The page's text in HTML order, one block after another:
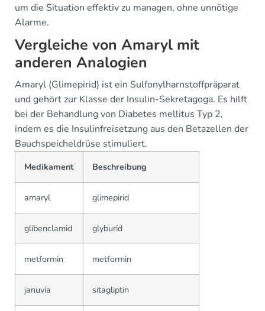
um die Situation effektiv zu managen, ohne unnötige
Alarme.
Vergleiche von Amaryl mit
anderen Analogien
Amaryl (Glimepirid) ist ein Sulfonylharnstoffpräparat
und gehört zur Klasse der Insulin-Sekretagoga. Es hilft
bei der Behandlung von Diabetes mellitus Typ 2,
indem es die Insulinfreisetzung aus den Betazellen der
Bauchspeicheldrüse stimuliert.
Medikament Beschreibung
amaryl glimepirid
glibenclamid glyburid
metformin metformin
januvia sitagliptin